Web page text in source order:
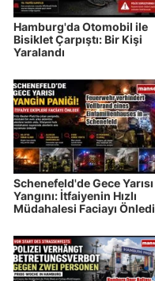
Hamburg'da Otomobil ile
Bisiklet Çarpıştı: Bir Kişi
Yaralandı
Schenefeld'de Gece Yarısı
Yangını: İtfaiyenin Hızlı
Müdahalesi Faciayı Önledi